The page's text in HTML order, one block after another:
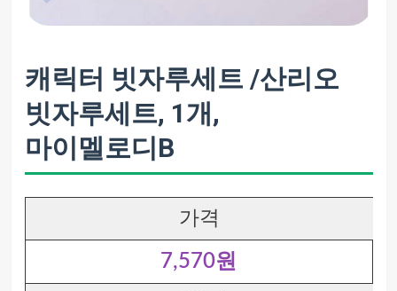
캐릭터 빗자루세트 /산리오
빗자루세트, 1개,
마이멜로디B
가격
7,570원